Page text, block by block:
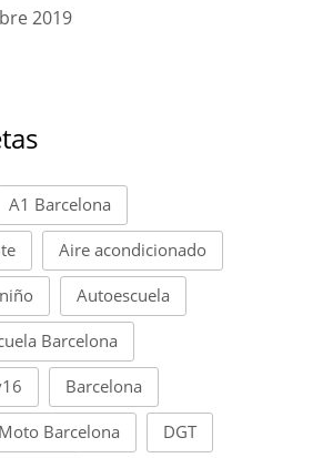
2019
A1 Barcelona
Aire acondicionado
Autoescuela
Barcelona
Barcelona
Barcelona DGT